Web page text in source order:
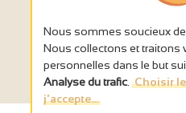
Nous sommes soucieux
Nous collectons et traitons
personnelles dans le but
Analyse du trafic Choisir
j'accepte...